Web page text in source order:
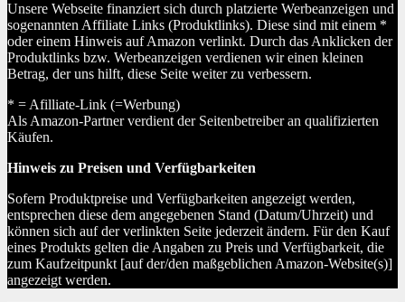
Unsere Webseite finanziert sich durch platzierte Werbeanzeigen und
sogenannten Affiliate Links (Produktlinks). Diese sind mit einem *
oder einem Hinweis auf Amazon verlinkt. Durch das Anklicken der
Produktlinks bzw. Werbeanzeigen verdienen wir einen kleinen
Betrag, der uns hilft, diese Seite weiter zu verbessern.
* = Afilliate-Link (=Werbung)
Als Amazon-Partner verdient der Seitenbetreiber an qualifizierten
Käufen.
Hinweis zu Preisen und Verfügbarkeiten
Sofern Produktpreise und Verfügbarkeiten angezeigt werden,
entsprechen diese dem angegebenen Stand (Datum/Uhrzeit) und
können sich auf der verlinkten Seite jederzeit ändern. Für den Kauf
eines Produkts gelten die Angaben zu Preis und Verfügbarkeit, die
zum Kaufzeitpunkt [auf der/den maßgeblichen Amazon-Website(s)]
angezeigt werden.